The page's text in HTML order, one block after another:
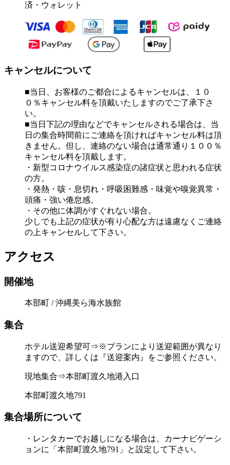
済・ウォレット
キャンセルについて
■当日、お客様のご都合によるキャンセルは、１０
０％キャンセル料を頂戴いたしますのでご了承下さ
い。
■当日下記の理由などでキャンセルされる場合は、当
日の集合時間前にご連絡を頂ければキャンセル料は頂
きません。但し、連絡のない場合は通常通り１００％
キャンセル料を頂戴します。
・新型コロナウイルス感染症の諸症状と思われる症状
の方。
・発熱・咳・息切れ・呼吸困難感・味覚や嗅覚異常・
頭痛・強い倦怠感。
・その他に体調がすぐれない場合。
少しでも上記の症状が有り心配な方は遠慮なくご連絡
の上キャンセルして下さい。
アクセス
開催地
本部町 / 沖縄美ら海水族館
集合
ホテル送迎希望可⇒※プランにより送迎範囲が異なり
ますので、詳しくは『送迎案内』をご参照ください。
現地集合⇒本部町渡久地港入口
本部町渡久地791
集合場所について
・レンタカーでお越しになる場合は、カーナビゲーシ
ョンに「本部町渡久地791」と設定して下さい。